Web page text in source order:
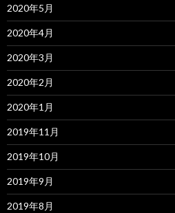
2020年5月
2020年4月
2020年3月
2020年2月
2020年1月
2019年11月
2019年10月
2019年9月
2019年8月